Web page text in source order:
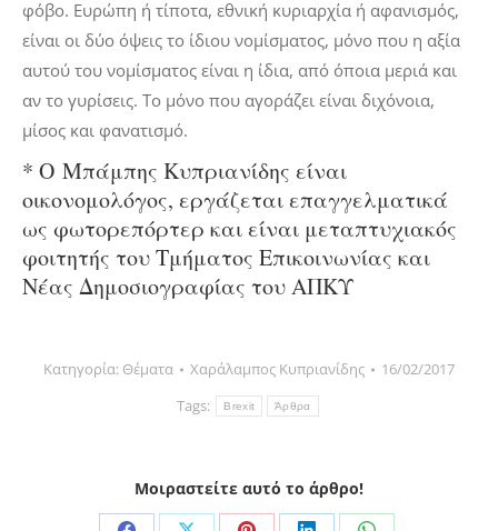
φόβο. Ευρώπη ή τίποτα, εθνική κυριαρχία ή αφανισμός,
είναι οι δύο όψεις το ίδιου νομίσματος, μόνο που η αξία
αυτού του νομίσματος είναι η ίδια, από όποια μεριά και
αν το γυρίσεις. Το μόνο που αγοράζει είναι διχόνοια,
μίσος και φανατισμό.
* Ο Μπάμπης Κυπριανίδης είναι
οικονομολόγος, εργάζεται επαγγελματικά
ως φωτορεπόρτερ και είναι μεταπτυχιακός
φοιτητής του Τμήματος Επικοινωνίας και
Νέας Δημοσιογραφίας του ΑΠΚΥ
Κατηγορία: Θέματα Χαράλαμπος Κυπριανίδης
16/02/2017
Tags:
Brexit Άρθρα
Μοιραστείτε αυτό το άρθρο!